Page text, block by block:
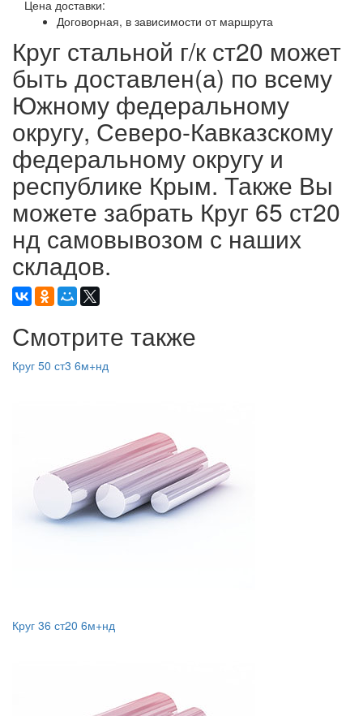
Цена доставки:
Договорная, в зависимости от маршрута
Круг стальной г/к ст20 может
быть доставлен(а) по всему
Южному федеральному
округу, Северо-Кавказскому
федеральному округу и
республике Крым. Также Вы
можете забрать Круг 65 ст20
нд самовывозом с наших
складов.
Смотрите также
Круг 50 ст3 6м+нд
Круг 36 ст20 6м+нд